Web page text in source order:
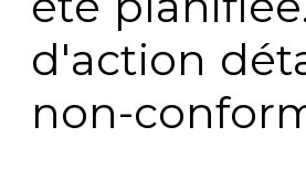
d'action
non-